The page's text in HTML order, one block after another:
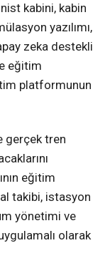
kabini, kabin
yazılımı,
zeka destekli
eğitim
platformunun
gerçek tren
eğitim
takibi, istasyon
yönetimi ve
olarak